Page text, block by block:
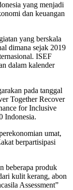
yang menjadi
dan keuangan
yang berskala
dimana sejak 2019
ISEF
dalam kalender
pada tanggal
Together Recover
for Inclusive
Indonesia.
umat,
berpartisipasi
beberapa produk
kulit kerang, abon
Assessment”